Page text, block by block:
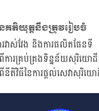
គតិយុត្តនឹងត្រូវរៀបចំ
រវាស់វែង និងការផលិតផែនទី
ការគ្រប់គ្រងទិន្នន័យសុរិយ
នីតិវិធីនៃការផ្តល់សេវាសុរិ